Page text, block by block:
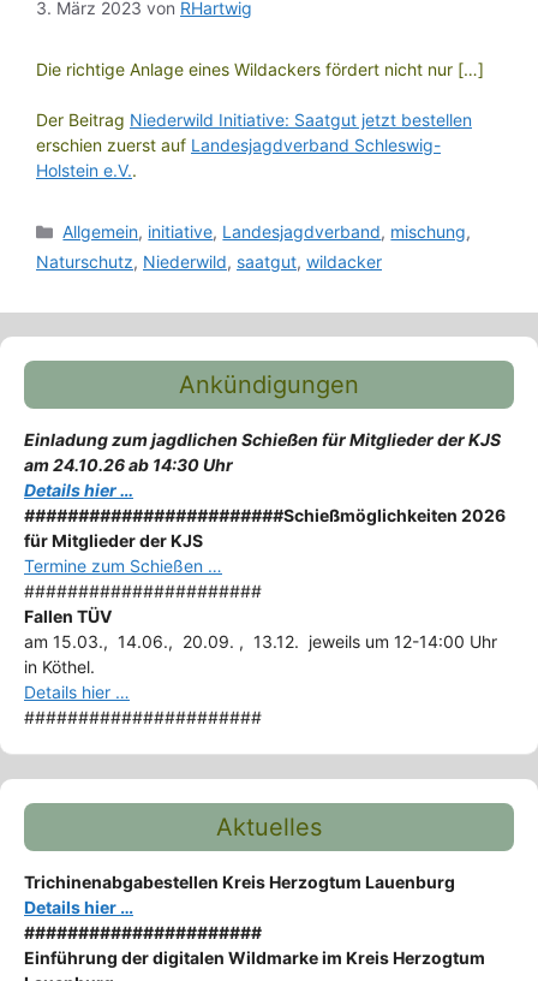
3. März 2023 von RHartwig
Die richtige Anlage eines Wildackers fördert nicht nur […]
Der Beitrag Niederwild Initiative: Saatgut jetzt bestellen
erschien zuerst auf Landesjagdverband Schleswig-
Holstein e.V..
Kategorien
Allgemein, initiative, Landesjagdverband, mischung,
Naturschutz, Niederwild, saatgut, wildacker
Ankündigungen
Einladung zum jagdlichen Schießen für Mitglieder der KJS
am 24.10.26 ab 14:30 Uhr
Details hier …
########################Schießmöglichkeiten 2026
für Mitglieder der KJS
Termine zum Schießen …
######################
Fallen TÜV
am 15.03., 14.06., 20.09. , 13.12. jeweils um 12-14:00 Uhr
in Köthel.
Details hier …
######################
Aktuelles
Trichinenabgabestellen Kreis Herzogtum Lauenburg
Details hier …
######################
Einführung der digitalen Wildmarke im Kreis Herzogtum